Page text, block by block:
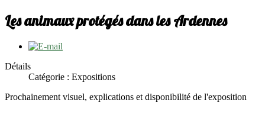
Les animaux protégés dans les Ardennes
Détails
Catégorie : Expositions
Prochainement visuel, explications et disponibilité de l'exposition